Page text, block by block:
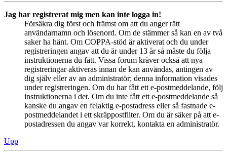
Jag har registrerat mig men kan inte logga in!
Försäkra dig först och främst om att du anger rätt
användarnamn och lösenord. Om de stämmer så kan en av två
saker ha hänt. Om COPPA-stöd är aktiverat och du under
registreringen angav att du är under 13 år så måste du följa
instruktionerna du fått. Vissa forum kräver också att nya
registreringar aktiveras innan de kan användas, antingen av
dig själv eller av an administratör; denna information visades
under registreringen. Om du har fått ett e-postmeddelande, följ
instruktionerna i det. Om du inte fått ett e-postmeddelande så
kanske du angav en felaktig e-postadress eller så fastnade e-
postmeddelandet i ett skräppostfilter. Om du är säker på att e-
postadressen du angav var korrekt, kontakta en administratör.
Upp